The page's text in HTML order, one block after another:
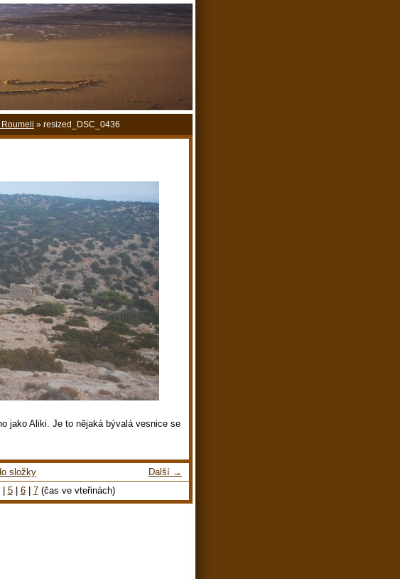
» resized_DSC_0436
jako Aliki. Je to nějaká bývalá vesnice se
Další →
složky
| 5| 6| 7(čas ve vteřinách)